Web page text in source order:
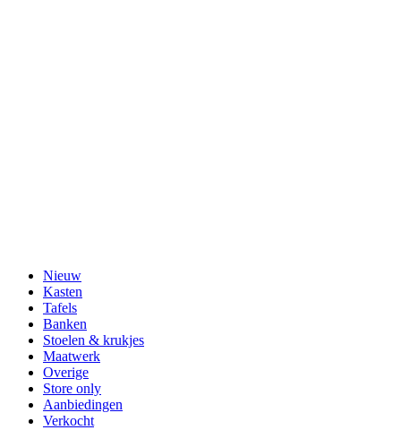
Nieuw
Kasten
Tafels
Banken
Stoelen & krukjes
Maatwerk
Overige
Store only
Aanbiedingen
Verkocht